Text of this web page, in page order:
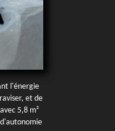
l'énergie
et de
5,8 m²